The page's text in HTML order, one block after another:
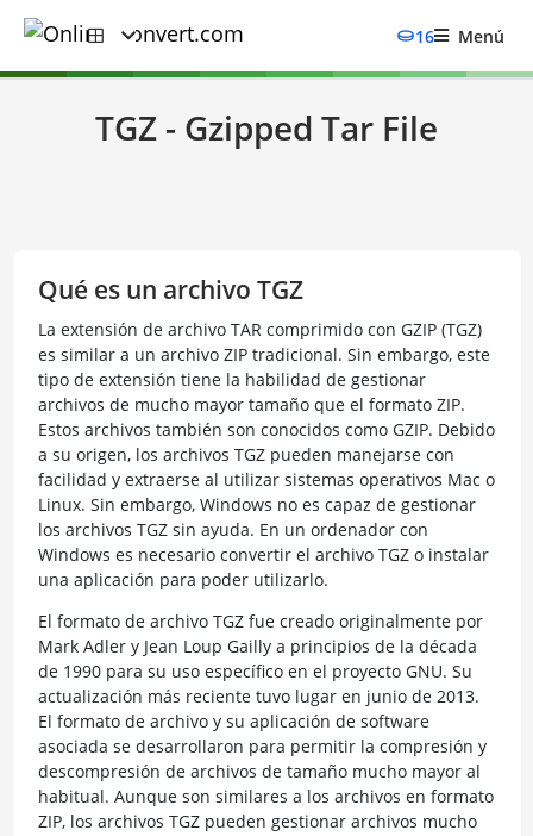
16 Menú
TGZ - Gzipped Tar File
Qué es un archivo TGZ
La extensión de archivo TAR comprimido con GZIP (TGZ)
es similar a un archivo ZIP tradicional. Sin embargo, este
tipo de extensión tiene la habilidad de gestionar
archivos de mucho mayor tamaño que el formato ZIP.
Estos archivos también son conocidos como GZIP. Debido
a su origen, los archivos TGZ pueden manejarse con
facilidad y extraerse al utilizar sistemas operativos Mac o
Linux. Sin embargo, Windows no es capaz de gestionar
los archivos TGZ sin ayuda. En un ordenador con
Windows es necesario convertir el archivo TGZ o instalar
una aplicación para poder utilizarlo.
El formato de archivo TGZ fue creado originalmente por
Mark Adler y Jean Loup Gailly a principios de la década
de 1990 para su uso específico en el proyecto GNU. Su
actualización más reciente tuvo lugar en junio de 2013.
El formato de archivo y su aplicación de software
asociada se desarrollaron para permitir la compresión y
descompresión de archivos de tamaño mucho mayor al
habitual. Aunque son similares a los archivos en formato
ZIP, los archivos TGZ pueden gestionar archivos mucho